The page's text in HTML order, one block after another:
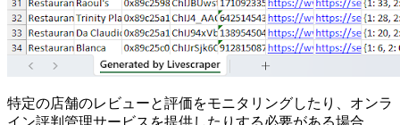
特定の店舗のレビューと評価をモニタリングしたり、オンラ
イン評判管理サービスを提供したりする必要がある場合、